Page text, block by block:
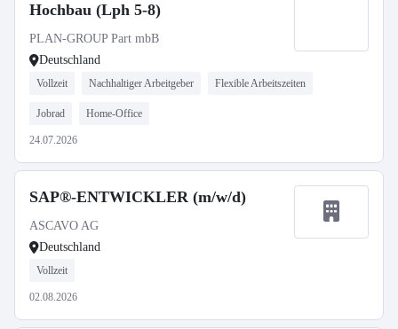
Hochbau (Lph 5-8)
PLAN-GROUP Part mbB
Deutschland
Vollzeit Nachhaltiger Arbeitgeber Flexible Arbeitszeiten
Jobrad Home-Office
24.07.2026
SAP®-ENTWICKLER (m/w/d)
ASCAVO AG
Deutschland
Vollzeit
02.08.2026